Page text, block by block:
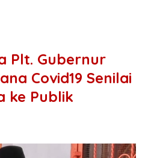
Plt. Gubernur
Covid19 Senilai
ke Publik